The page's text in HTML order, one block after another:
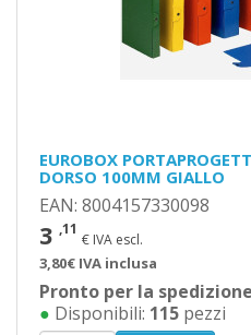
EUROBOX
DORSO 100MM GIALLO
EAN: 8004157330098
3 ,11
€ IVA escl.
3,80€ IVA inclusa
Pronto per la spedizione
● Disponibili: 115 pezzi